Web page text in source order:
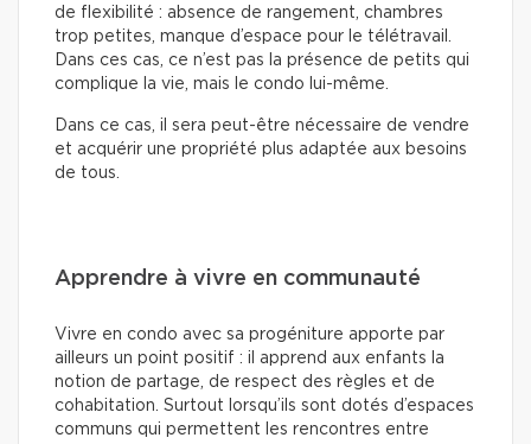
de flexibilité : absence de rangement, chambres
trop petites, manque d’espace pour le télétravail.
Dans ces cas, ce n’est pas la présence de petits qui
complique la vie, mais le condo lui-même.
Dans ce cas, il sera peut-être nécessaire de vendre
et acquérir une propriété plus adaptée aux besoins
de tous.
Apprendre à vivre en communauté
Vivre en condo avec sa progéniture apporte par
ailleurs un point positif : il apprend aux enfants la
notion de partage, de respect des règles et de
cohabitation. Surtout lorsqu’ils sont dotés d’espaces
communs qui permettent les rencontres entre